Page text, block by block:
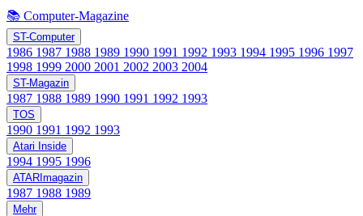
📚 Computer-Magazine
ST-Computer
1986 1987 1988 1989 1990 1991 1992 1993 1994 1995 1996 1997
1998 1999 2000 2001 2002 2003 2004
ST-Magazin
1987 1988 1989 1990 1991 1992 1993
TOS
1990 1991 1992 1993
Atari Inside
1994 1995 1996
ATARImagazin
1987 1988 1989
Mehr